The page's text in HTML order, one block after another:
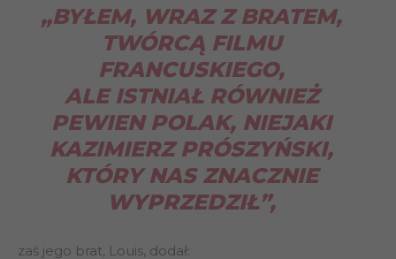
„BYŁEM, WRAZ Z BRATEM,
TWÓRCĄ FILMU
FRANCUSKIEGO,
ALE ISTNIAŁ RÓWNIEŻ
PEWIEN POLAK, NIEJAKI
KAZIMIERZ PRÓSZYŃSKI,
KTÓRY NAS ZNACZNIE
WYPRZEDZIŁ”,
zaś jego brat, Louis, dodał: